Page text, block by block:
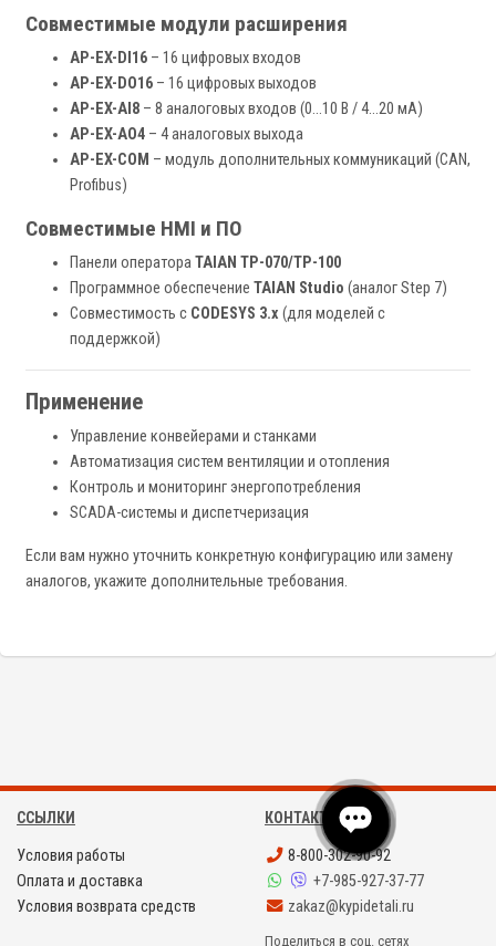
Совместимые модули расширения
AP-EX-DI16 – 16 цифровых входов
AP-EX-DO16 – 16 цифровых выходов
AP-EX-AI8 – 8 аналоговых входов (0…10 В / 4…20 мА)
AP-EX-AO4 – 4 аналоговых выхода
AP-EX-COM – модуль дополнительных коммуникаций (CAN,
Profibus)
Совместимые HMI и ПО
Панели оператораTAIAN TP-070/TP-100
Программное обеспечение TAIAN Studio (аналог Step 7)
Совместимость с CODESYS 3.x (для моделей с
поддержкой)
Применение
Управление конвейерами и станками
Автоматизация систем вентиляции и отопления
Контроль и мониторинг энергопотребления
SCADA-системы и диспетчеризация
Если вам нужно уточнить конкретную конфигурацию или замену
аналогов, укажите дополнительные требования.
ССЫЛКИ
Условия работы
Оплата и доставка
Условия возврата средств
КОНТАКТЫ
8-800-302-90-92
+7-985-927-37-77
zakaz@kypidetali.ru
Поделиться в соц. сетях